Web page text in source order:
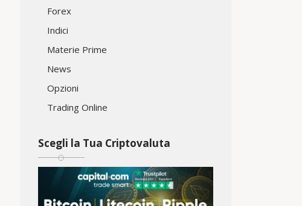
Forex
Indici
Materie Prime
News
Opzioni
Trading Online
Scegli la Tua Criptovaluta